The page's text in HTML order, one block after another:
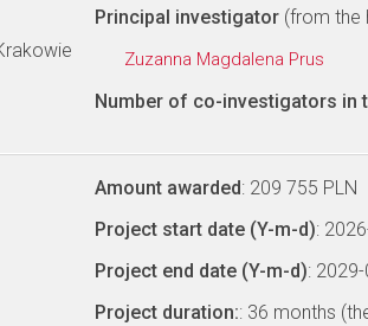
Principal investigator (from the
Zuzanna Magdalena Prus
Number of co-investigators in
Amount awarded: 209 755 PLN
Project start date (Y-m-d):
Project end date (Y-m-d):
Project duration:: 36 months